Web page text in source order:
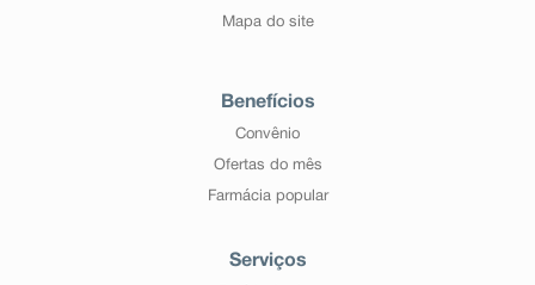
Mapa do site
Benefícios
Convênio
Ofertas do mês
Farmácia popular
Serviços